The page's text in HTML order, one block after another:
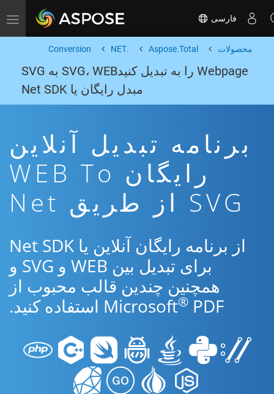
Toggle navigation فارسی
محصولات Aspose.Total
.NET
Conversion
Webpage را به تبدیل کنیدSVG، WEB به SVG
مبدل رایگان یا Net SDK
برنامه تبدیل آنلاین
رایگان WEB To
SVG از طریق Net
از برنامه رایگان آنلاین یا Net SDK
برای تبدیل بین WEB و SVG و
همچنین چندین قالب محبوب از
Microsoft® PDF استفاده کنید.